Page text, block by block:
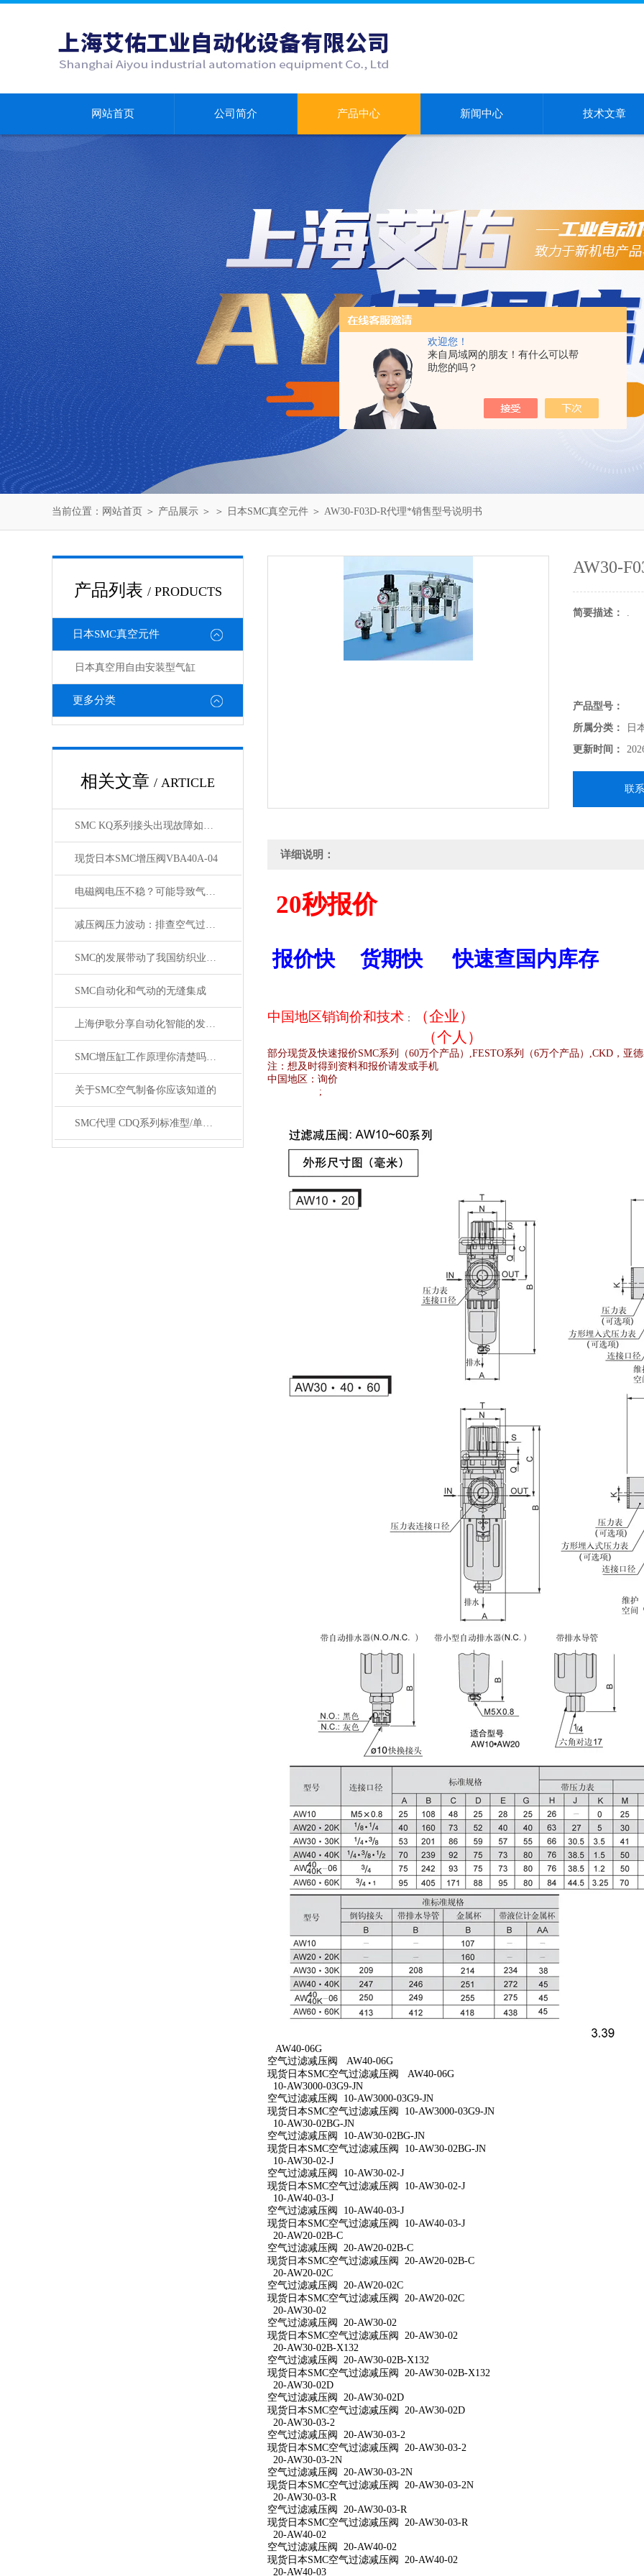
欢迎您！
来自局域网的朋友！有什么可以帮
助您的吗？
网站首页 公司简介 产品中心 新闻中心 技术文章
当前位置： 网站首页 ＞ 产品展示 ＞ ＞ 日本SMC真空元件 ＞ AW30-F03D-R代理*销售型号说明书
产品列表 / PRODUCTS
日本SMC真空元件
日本真空用自由安装型气缸
更多分类
相关文章 / ARTICLE
SMC KQ系列接头出现故障如何处理，KQ接头原装正品
现货日本SMC增压阀VBA40A-04
电磁阀电压不稳？可能导致气缸与锁定阀动作紊乱
减压阀压力波动：排查空气过滤器是否存在堵塞
SMC的发展带动了我国纺织业的发展
SMC自动化和气动的无缝集成
上海伊歌分享自动化智能的发展这将成为现实
SMC增压缸工作原理你清楚吗？SMC气缸工作原理
关于SMC空气制备你应该知道的
SMC代理 CDQ系列标准型/单杆双作用薄型气缸原装正品
AW30-
简要描述： .
产品型号：
所属分类：
日
更新时间：
联
详细说明：
20秒报价
报价快 货期快 快速查国内库存
中国地区销询价和技术 ：
（企业）
（个人）
部分现货及快速报价SMC系列（60万个产品） ,FESTO系列（6万个产品） ,CKD ，亚
注：想及时得到资料和报价请发或手机
中国地区： 询价
;
AW40-06G
空气过滤减压阀 AW40-06G
现货日本SMC空气过滤减压阀 AW40-06G
10-AW3000-03G9-JN
空气过滤减压阀 10-AW3000-03G9-JN
现货日本SMC空气过滤减压阀 10-AW3000-03G9-JN
10-AW30-02BG-JN
空气过滤减压阀 10-AW30-02BG-JN
现货日本SMC空气过滤减压阀 10-AW30-02BG-JN
10-AW30-02-J
空气过滤减压阀 10-AW30-02-J
现货日本SMC空气过滤减压阀 10-AW30-02-J
10-AW40-03-J
空气过滤减压阀 10-AW40-03-J
现货日本SMC空气过滤减压阀 10-AW40-03-J
20-AW20-02B-C
空气过滤减压阀 20-AW20-02B-C
现货日本SMC空气过滤减压阀 20-AW20-02B-C
20-AW20-02C
空气过滤减压阀 20-AW20-02C
现货日本SMC空气过滤减压阀 20-AW20-02C
20-AW30-02
空气过滤减压阀 20-AW30-02
现货日本SMC空气过滤减压阀 20-AW30-02
20-AW30-02B-X132
空气过滤减压阀 20-AW30-02B-X132
现货日本SMC空气过滤减压阀 20-AW30-02B-X132
20-AW30-02D
空气过滤减压阀 20-AW30-02D
现货日本SMC空气过滤减压阀 20-AW30-02D
20-AW30-03-2
空气过滤减压阀 20-AW30-03-2
现货日本SMC空气过滤减压阀 20-AW30-03-2
20-AW30-03-2N
空气过滤减压阀 20-AW30-03-2N
现货日本SMC空气过滤减压阀 20-AW30-03-2N
20-AW30-03-R
空气过滤减压阀 20-AW30-03-R
现货日本SMC空气过滤减压阀 20-AW30-03-R
20-AW40-02
空气过滤减压阀 20-AW40-02
现货日本SMC空气过滤减压阀 20-AW40-02
20-AW40-03